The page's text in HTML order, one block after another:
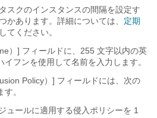
スクのインスタンスの間隔を設定す
かあります。詳細については、 定期
てください。
）] フィールドに、255 文字以内の英
フンを使用して名前を入力します。
Policy）] フィールドには、次の
。
ュールに適用する侵入ポリシーを 1